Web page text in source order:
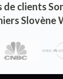
de clients
Slovène